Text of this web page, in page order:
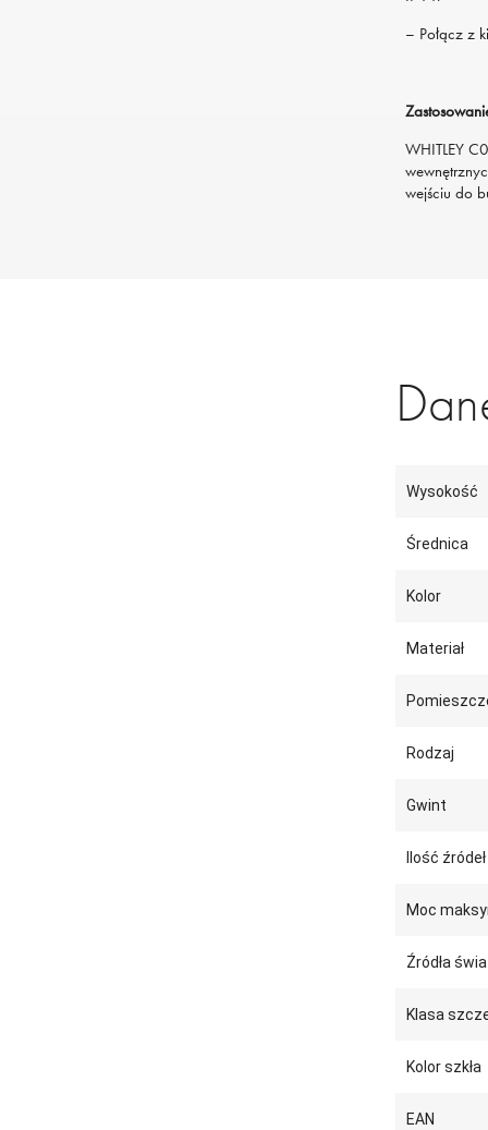
– Połącz z
WHITLEY
wejściu do
Wysokość
Średnica
Kolor
Materiał
Rodzaj
Gwint
Ilość
Moc
Źródła
Klasa
Kolor szkła
EAN